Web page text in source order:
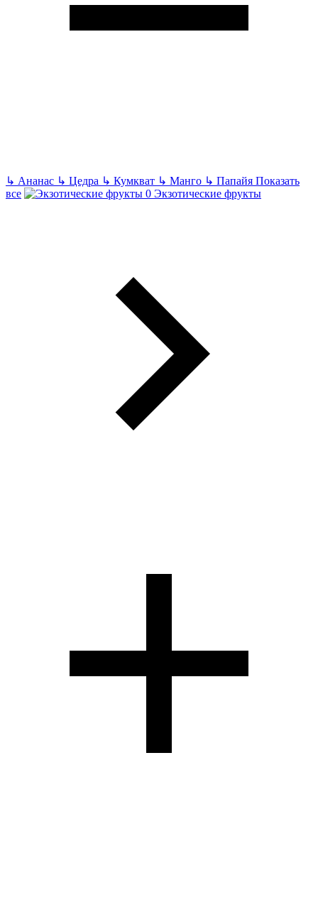
↳ Ананас ↳ Цедра ↳ Кумкват ↳ Манго ↳ Папайя Показать
все
Экзотические фрукты